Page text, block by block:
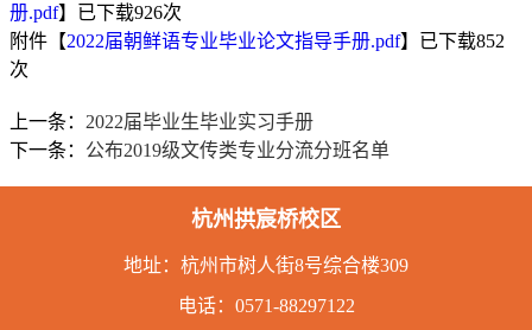
册.pdf】已下载926次
附件【2022届朝鲜语专业毕业论文指导手册.pdf】已下载852
次
上一条： 2022届毕业生毕业实习手册
下一条： 公布2019级文传类专业分流分班名单
杭州拱宸桥校区
地址： 杭州市树人街8号综合楼309
电话： 0571-88297122